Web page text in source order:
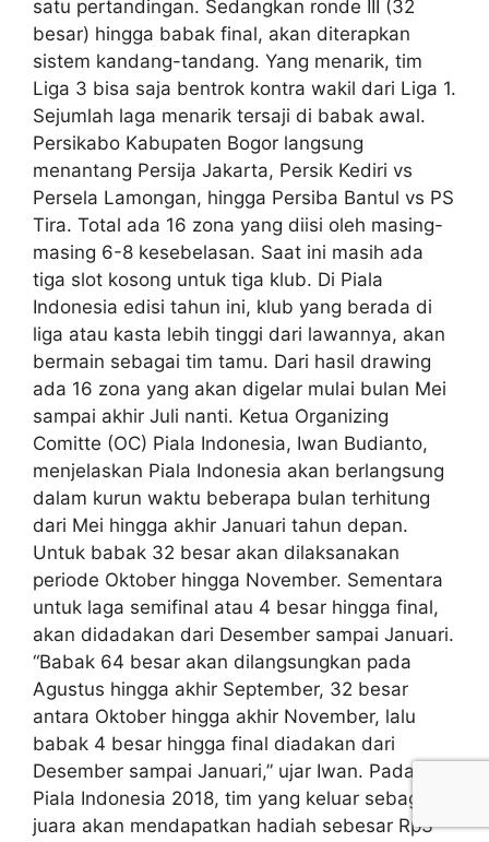
satu pertandingan. Sedangkan ronde III (32
besar) hingga babak final, akan diterapkan
sistem kandang-tandang. Yang menarik, tim
Liga 3 bisa saja bentrok kontra wakil dari Liga 1.
Sejumlah laga menarik tersaji di babak awal.
Persikabo Kabupaten Bogor langsung
menantang Persija Jakarta, Persik Kediri vs
Persela Lamongan, hingga Persiba Bantul vs PS
Tira. Total ada 16 zona yang diisi oleh masing-
masing 6-8 kesebelasan. Saat ini masih ada
tiga slot kosong untuk tiga klub. Di Piala
Indonesia edisi tahun ini, klub yang berada di
liga atau kasta lebih tinggi dari lawannya, akan
bermain sebagai tim tamu. Dari hasil drawing
ada 16 zona yang akan digelar mulai bulan Mei
sampai akhir Juli nanti. Ketua Organizing
Comitte (OC) Piala Indonesia, Iwan Budianto,
menjelaskan Piala Indonesia akan berlangsung
dalam kurun waktu beberapa bulan terhitung
dari Mei hingga akhir Januari tahun depan.
Untuk babak 32 besar akan dilaksanakan
periode Oktober hingga November. Sementara
untuk laga semifinal atau 4 besar hingga final,
akan didadakan dari Desember sampai Januari.
“Babak 64 besar akan dilangsungkan pada
Agustus hingga akhir September, 32 besar
antara Oktober hingga akhir November, lalu
babak 4 besar hingga final diadakan dari
Desember sampai Januari,” ujar Iwan. Pada
Piala Indonesia 2018, tim yang keluar sebagai
juara akan mendapatkan hadiah sebesar Rp3